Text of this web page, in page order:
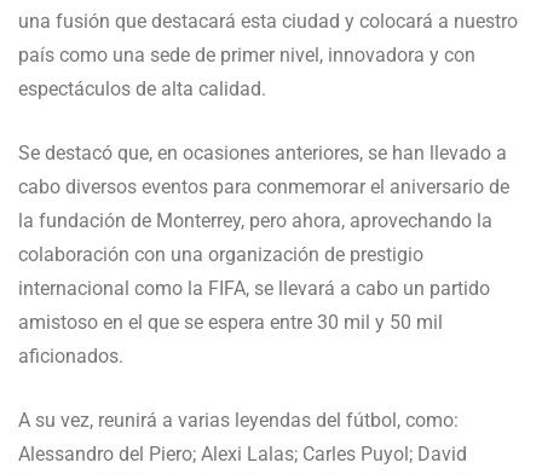
una fusión que destacará esta ciudad y colocará a nuestro
país como una sede de primer nivel, innovadora y con
espectáculos de alta calidad.
Se destacó que, en ocasiones anteriores, se han llevado a
cabo diversos eventos para conmemorar el aniversario de
la fundación de Monterrey, pero ahora, aprovechando la
colaboración con una organización de prestigio
internacional como la FIFA, se llevará a cabo un partido
amistoso en el que se espera entre 30 mil y 50 mil
aficionados.
A su vez, reunirá a varias leyendas del fútbol, como:
Alessandro del Piero; Alexi Lalas; Carles Puyol; David